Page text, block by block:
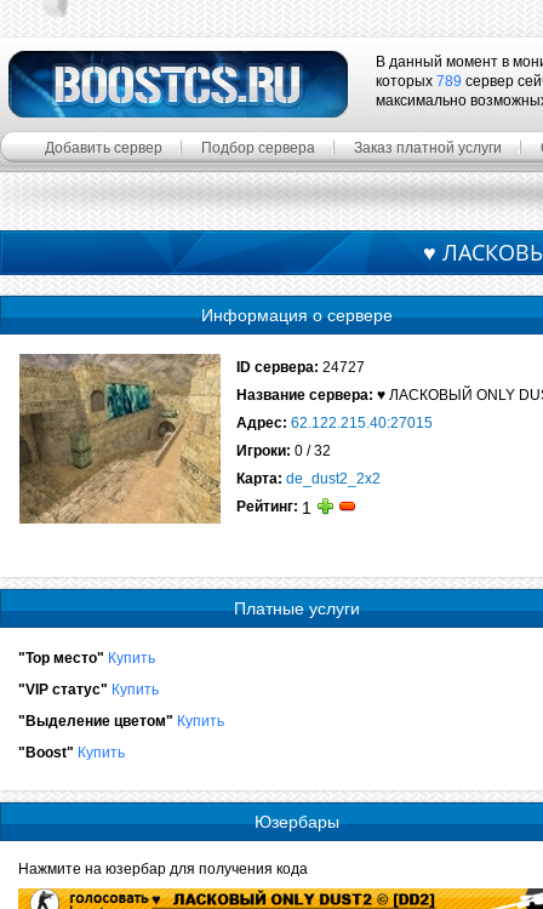
В данный момент в
которых 789 сервер
максимально
Добавить сервер Подбор сервера Заказ платной услуги
♥
Информация о сервере
ID сервера: 24727
Название сервера: ♥ ЛАСКОВЫЙ ONLY
Адрес: 62.122.215.40:27015
Игроки: 0 / 32
Карта: de_dust2_2x2
Рейтинг: 1
Платные услуги
"Top место" Купить
"VIP статус" Купить
"Выделение цветом" Купить
"Boost" Купить
Юзербары
Нажмите на юзербар для получения кода